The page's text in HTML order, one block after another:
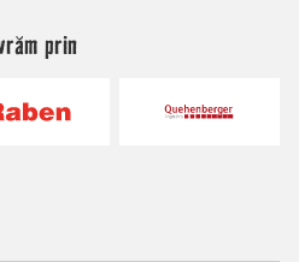
prin